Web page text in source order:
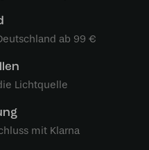
ab 99 €
Lichtquelle
mit Klarna